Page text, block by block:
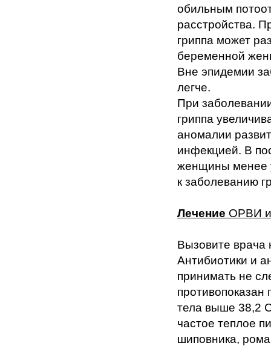
обильным
расстройства.
гриппа может
беременной
Вне эпидемии
легче.
При
гриппа
аномалии
инфекцией. В
женщины менее
к заболеванию
Лечение ОРВИ и
Вызовите врача
Антибиотики и
принимать не
тела выше 38,2
частое теплое
шиповника,